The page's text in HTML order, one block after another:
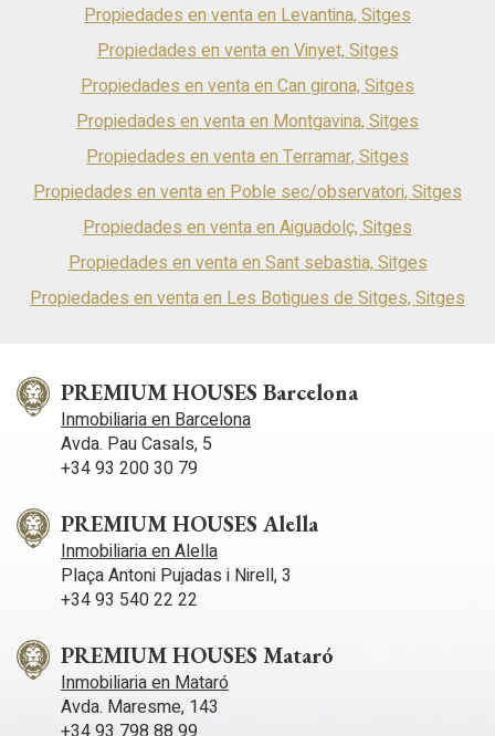
suelo radiante, aire acondicionado y ventanas de doble
acristalamiento. La zona residencial de Mas d'en Serra se
encuentra a menos de 5 min en coche de Sitges y Vilanova y
la Geltrú, teniendo acceso a la autopista Barcelona/Tarragona
en apenas 2 minutos.Muy cerca de los más prestigiosos
colegios internacionales del Garraf: Bel Air, Olive Tree y
Richmond International School.
Propiedades en venta en Levantina, Sitges
Propiedades en venta en Vinyet, Sitges
Propiedades en venta en Can girona, Sitges
Propiedades en venta en Montgavina, Sitges
Propiedades en venta en Terramar, Sitges
Propiedades en venta en Poble sec/observatori, Sitges
Propiedades en venta en Aiguadolç, Sitges
Propiedades en venta en Sant sebastia, Sitges
Propiedades en venta en Les Botigues de Sitges, Sitges
PREMIUM HOUSES Barcelona
Inmobiliaria en Barcelona
Avda. Pau Casals, 5
+34 93 200 30 79
PREMIUM HOUSES Alella
Inmobiliaria en Alella
Plaça Antoni Pujadas i Nirell, 3
+34 93 540 22 22
PREMIUM HOUSES Mataró
Inmobiliaria en Mataró
Avda. Maresme, 143